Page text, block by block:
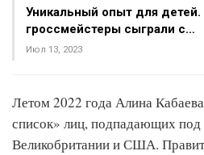
Уникальный опыт для
гроссмейстеры сыграли с…
Июл 13, 2023
Летом 2022 года Алина
список» лиц, подпадающих
Великобритании и США.